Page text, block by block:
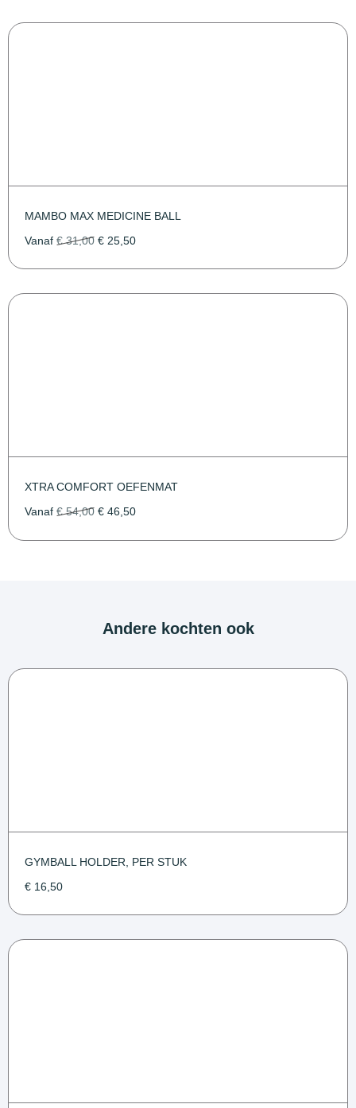
MAMBO MAX MEDICINE BALL
Vanaf €31,00 € 25,50
XTRA COMFORT OEFENMAT
Vanaf €54,00 € 46,50
Andere kochten ook
GYMBALL HOLDER, PER STUK
€ 16,50